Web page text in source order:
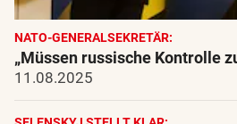
NATO-GENERALSEKRETÄR:
„Müssen russische Kontrolle
11.08.2025